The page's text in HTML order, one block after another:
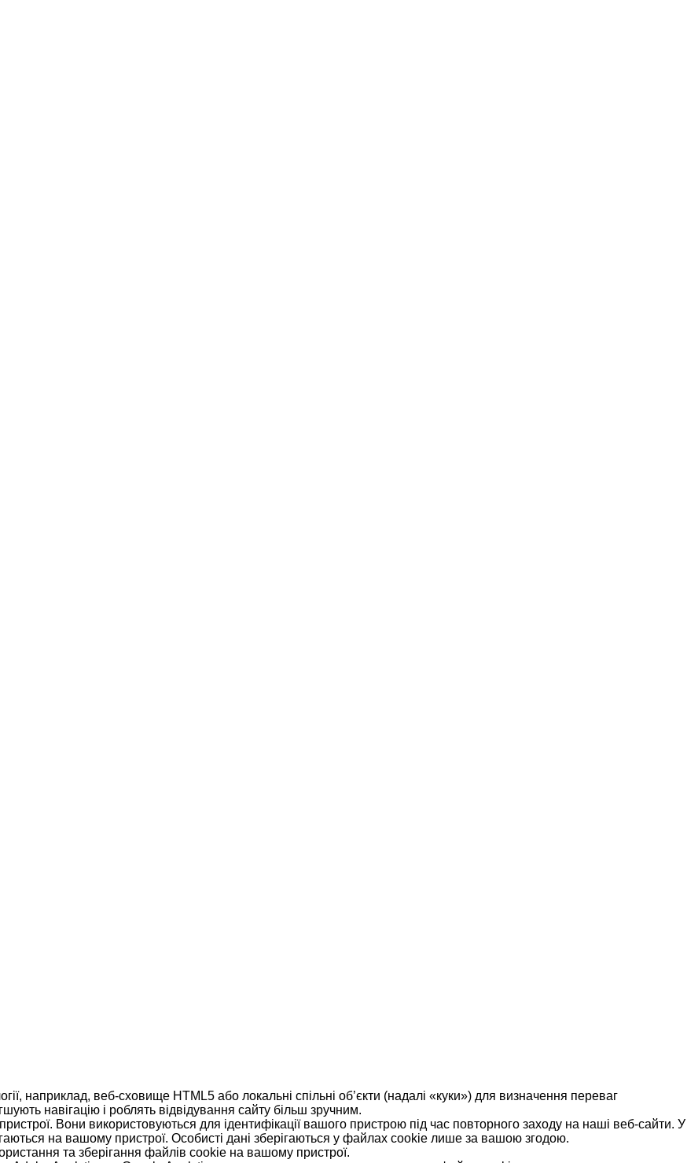
наприклад, веб-сховище HTML5 або локальні спільні об’єкти (надалі «куки») для визначення переваг
навігацію і роблять відвідування сайту більш зручним.
Вони використовуються для ідентифікації вашого пристрою під час повторного заходу на наші веб-сайти. У
на вашому пристрої. Особисті дані зберігаються у файлах cookie лише за вашою згодою.
та зберігання файлів cookie на вашому пристрої.